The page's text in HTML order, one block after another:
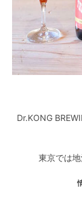
Dr.KONG
東京では